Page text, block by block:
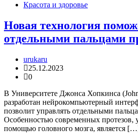
Красота и здоровье
Новая технология
отдельными пальцами
urukaru
25.12.2023
0
В Университете Джонса Хопкинса
разработан нейрокомпьютерный
позволит управлять отдельными
Особенностью современных протезов,
помощью головного мозга, является